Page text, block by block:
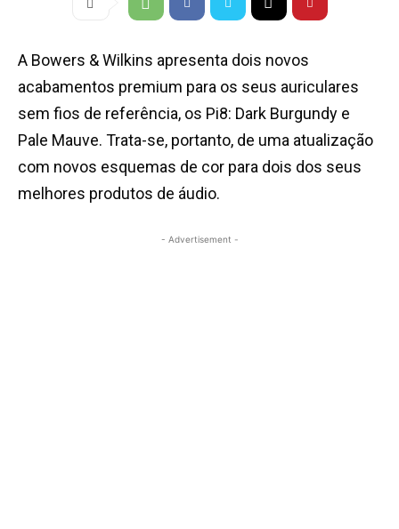
A Bowers & Wilkins apresenta dois novos
acabamentos premium para os seus auriculares
sem fios de referência, os Pi8: Dark Burgundy e
Pale Mauve. Trata-se, portanto, de uma atualização
com novos esquemas de cor para dois dos seus
melhores produtos de áudio.
- Advertisement -